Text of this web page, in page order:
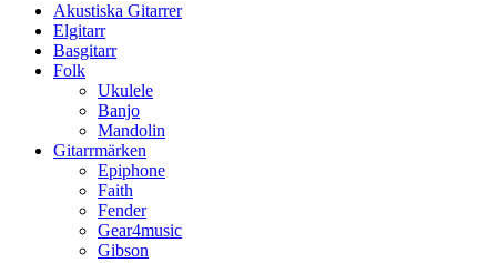
Akustiska Gitarrer
Elgitarr
Basgitarr
Folk
Ukulele
Banjo
Mandolin
Gitarrmärken
Epiphone
Faith
Fender
Gear4music
Gibson